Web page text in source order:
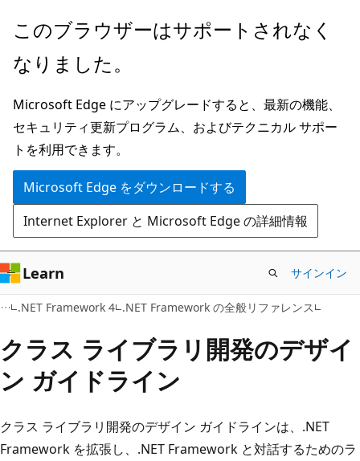
メ
ン
ン
テ
ン
ツ
に
ス
キ
ッ
プ
このブラウザーはサポートされなく
なりました。
Microsoft Edge にアップグレードすると、最新の機能、
セキュリティ更新プログラム、およびテクニカル サポー
トを利用できます。
Microsoft Edge をダウンロードする
Internet Explorer と Microsoft Edge の詳細情報
Learn サインイン
.NET Framework 4 .NET Framework の全般リファレンス
クラス ライブラリ開発のデザイ
ン ガイドライン
クラス ライブラリ開発のデザイン ガイドラインは、.NET
Framework を拡張し、.NET Framework と対話するためのラ